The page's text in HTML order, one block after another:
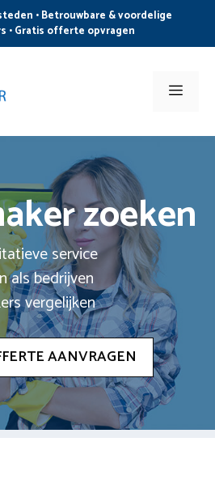
• Betrouwbare & voordelige
• Gratis offerte opvragen
Menu
zoeken
service
als bedrijven
vergelijken
AANVRAGEN